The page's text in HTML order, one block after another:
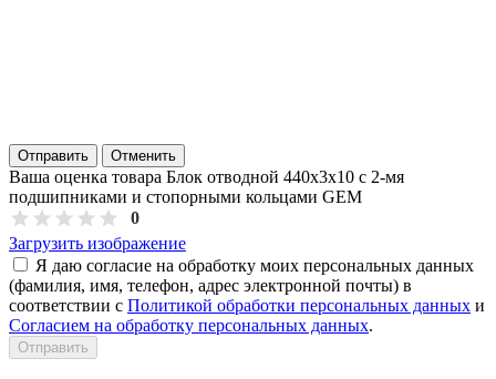
Отправить Отменить
Ваша оценка товара Блок отводной 440х3х10 с 2-мя
подшипниками и стопорными кольцами GEM
0
Загрузить изображение
Я даю согласие на обработку моих персональных данных
(фамилия, имя, телефон, адрес электронной почты) в
соответствии с Политикой обработки персональных данных и
Согласием на обработку персональных данных.